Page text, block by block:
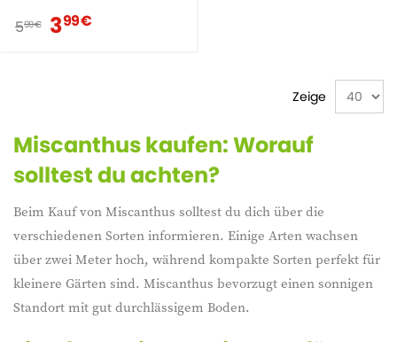
599 € 399 €
Zeige
Miscanthus kaufen: Worauf
solltest du achten?
Beim Kauf von Miscanthus solltest du dich über die
verschiedenen Sorten informieren. Einige Arten wachsen
über zwei Meter hoch, während kompakte Sorten perfekt für
kleinere Gärten sind. Miscanthus bevorzugt einen sonnigen
Standort mit gut durchlässigem Boden.